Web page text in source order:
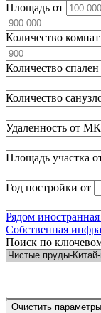
Площадь от
Количество комнат
Количество спален
Количество
Удаленность от
Площадь участка
Год постройки от
Рядом
Собственная
Поиск по
Очистить параметры